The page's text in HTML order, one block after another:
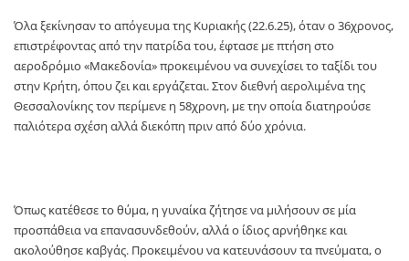
Όλα ξεκίνησαν το απόγευμα της Κυριακής (22.6.25), όταν ο 36χρονος,
επιστρέφοντας από την πατρίδα του, έφτασε με πτήση στο
αεροδρόμιο «Μακεδονία» προκειμένου να συνεχίσει το ταξίδι του
στην Κρήτη, όπου ζει και εργάζεται. Στον διεθνή αερολιμένα της
Θεσσαλονίκης τον περίμενε η 58χρονη, με την οποία διατηρούσε
παλιότερα σχέση αλλά διεκόπη πριν από δύο χρόνια.
Όπως κατέθεσε το θύμα, η γυναίκα ζήτησε να μιλήσουν σε μία
προσπάθεια να επανασυνδεθούν, αλλά ο ίδιος αρνήθηκε και
ακολούθησε καβγάς. Προκειμένου να κατευνάσουν τα πνεύματα, ο